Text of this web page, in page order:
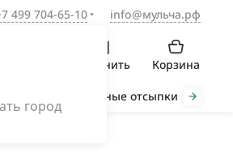
город
499 704-65-10 info@мульча.рф
Сравнить Корзина
Декоративные отсыпки